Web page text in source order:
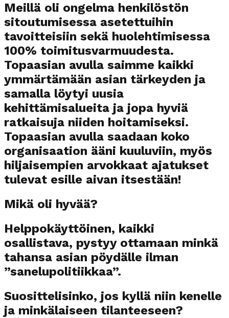
Meillä oli ongelma henkilöstön
sitoutumisessa asetettuihin
tavoitteisiin sekä huolehtimisessa
100% toimitusvarmuudesta.
Topaasian avulla saimme kaikki
ymmärtämään asian tärkeyden ja
samalla löytyi uusia
kehittämisalueita ja jopa hyviä
ratkaisuja niiden hoitamiseksi.
Topaasian avulla saadaan koko
organisaation ääni kuuluviin, myös
hiljaisempien arvokkaat ajatukset
tulevat esille aivan itsestään!
Mikä oli hyvää?
Helppokäyttöinen, kaikki
osallistava, pystyy ottamaan minkä
tahansa asian pöydälle ilman
”sanelupolitiikkaa”.
Suosittelisinko, jos kyllä niin kenelle
ja minkälaiseen tilanteeseen?